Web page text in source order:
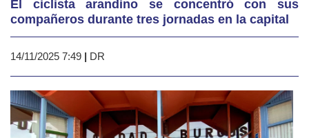
El ciclista arandino se concentró con sus
compañeros durante tres jornadas en la capital
14/11/2025 7:49 | DR